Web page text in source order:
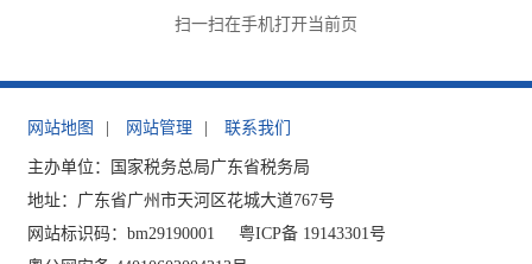
扫一扫在手机打开当前页
网站地图 网站管理 联系我们
主办单位：国家税务总局广东省税务局
地址：广东省广州市天河区花城大道767号
网站标识码：bm29190001
粤ICP备 19143301号